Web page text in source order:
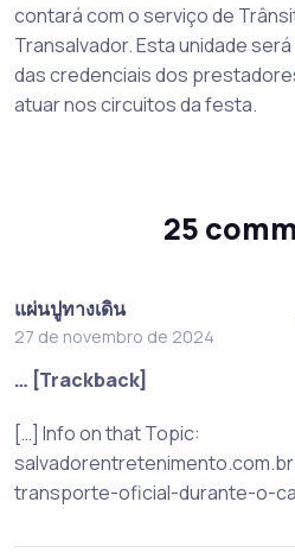
contará com o serviço de
Transalvador. Esta unidade
das credenciais dos
atuar nos circuitos da festa.
25
แผ่นปูทางเดิน
27 de novembro de 2024
… [Trackback]
[…] Info on that Topic:
transporte-oficial-durante-o-